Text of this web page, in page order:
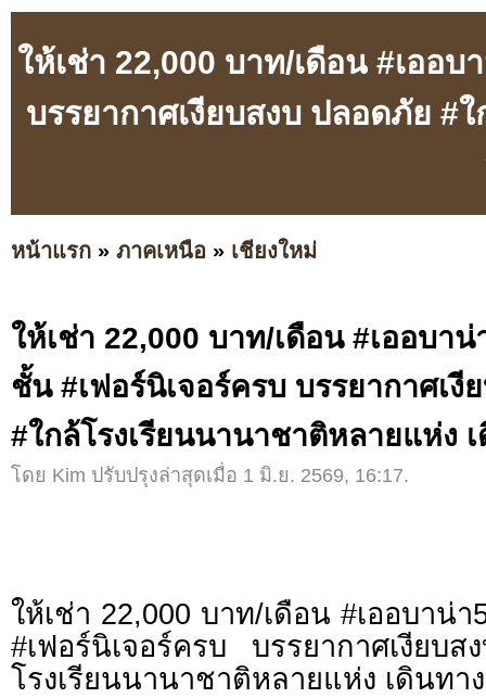
ให้เช่า 22,000 บาท/เดือน #เออ
บรรยากาศเงียบสงบ ปลอดภัย #
หน้าแรก » ภาคเหนือ » เชียงใหม่
ให้เช่า 22,000 บาท/เดือน #เออบา
ชั้น #เฟอร์นิเจอร์ครบ บรรยากาศเงี
#ใกล้โรงเรียนนานาชาติหลายแห่ง
โดย Kim ปรับปรุงล่าสุดเมื่อ 1 มิ.ย. 2569, 16:17.
ให้เช่า 22,000 บาท/เดือน #เออบาน่
#เฟอร์นิเจอร์ครบ บรรยากาศเงียบ
โรงเรียนนานาชาติหลายแห่ง เดินทา